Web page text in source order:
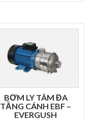
BƠM LY TÂM ĐA
TẦNG CÁNH EBF –
EVERGUSH